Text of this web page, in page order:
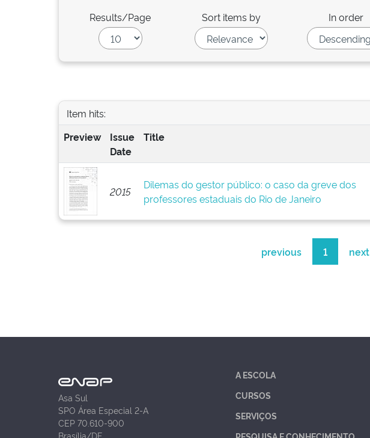
Results/Page Sort items by In order
Item hits:
Preview
Issue
Date
Title
2015
Dilemas do gestor público: o caso da greve dos
professores estaduais do Rio de Janeiro
previous 1 next
Asa Sul
SPO Área Especial 2-A
CEP 70.610-900
Brasília/DF
A ESCOLA
CURSOS
SERVIÇOS